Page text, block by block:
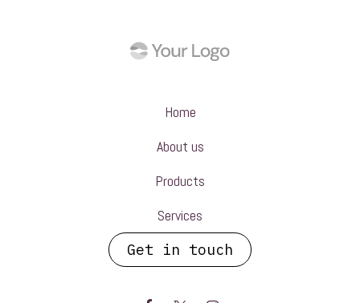
Home
About us
Products
Services
Get in touch